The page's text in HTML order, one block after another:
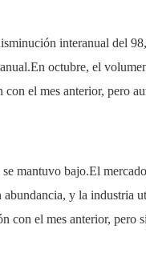
interanual del
octubre, el
el mes anterior, pero
mantuvo bajo.El
y la industria
con el mes anterior, pero